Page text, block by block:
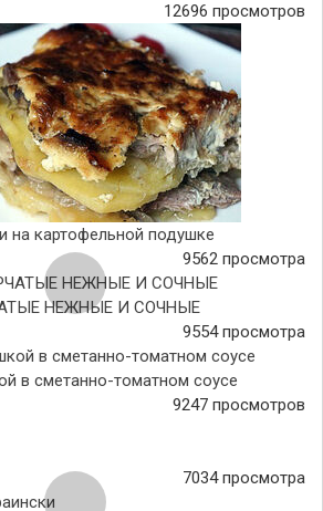
12696 просмотров
на картофельной подушке
9562 просмотра
НЕЖНЫЕ И СОЧНЫЕ
9554 просмотра
в сметанно-томатном соусе
9247 просмотров
7034 просмотра